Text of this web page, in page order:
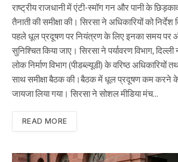
राष्ट्रीय राजधानी में एंटी-स्मॉग गन और पानी के
तैनाती की समीक्षा की। सिरसा ने अधिकारियों को निर्देश
पहले धूल प्रदूषण पर नियंत्रण के लिए इनका समय पर
सुनिश्चित किया जाए। सिरसा ने पर्यावरण विभाग,
लोक निर्माण विभाग (पीडब्ल्यूडी) के वरिष्ठ अधिकारियों
साथ समीक्षा बैठक की।बैठक में धूल प्रदूषण कम करने के
जायजा लिया गया। सिरसा ने सोशल मीडिया मंच…
READ MORE